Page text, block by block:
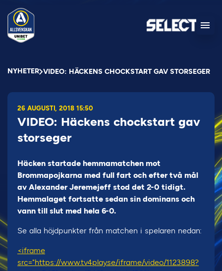
NYHETER VIDEO: HÄCKENS CHOCKSTART GAV STORSEGER
26 AUGUSTI, 2018 15:50
VIDEO: Häckens chockstart gav
storseger
Häcken startade hemmamatchen mot
Brommapojkarna med full fart och efter två mål
av Alexander Jeremejeff stod det 2-0 tidigt.
Hemmalaget fortsatte sedan sin dominans och
vann till slut med hela 6-0.
Se alla höjdpunkter från matchen i spelaren nedan:
<iframe
src="https://www.tv4play.se/iframe/video/1123898?